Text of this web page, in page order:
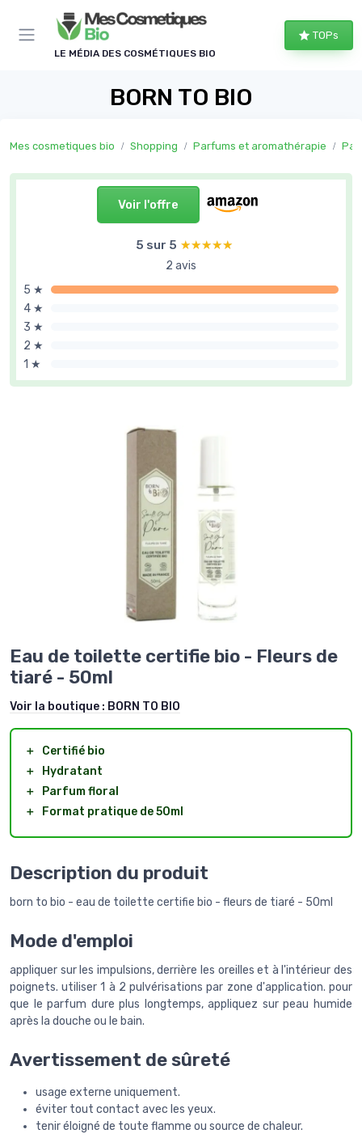
LE MÉDIA DES COSMÉTIQUES BIO
TOPs
BORN TO BIO
Mes cosmetiques bio Shopping Parfums et aromathérapie
Voir l'offre
5 sur 5 ★★★★★
★★★★★
2 avis
5 ★
4 ★
3 ★
2 ★
1 ★
Eau de toilette certifie bio - Fleurs de
tiaré - 50ml
Voir la boutique : BORN TO BIO
＋
Certifié bio
＋
Hydratant
＋
Parfum floral
＋
Format pratique de 50ml
Description du produit
born to bio - eau de toilette certifie bio - fleurs de tiaré - 50ml
Mode d'emploi
appliquer sur les impulsions, derrière les oreilles et à l'intérieur des
poignets. utiliser 1 à 2 pulvérisations par zone d'application. pour
que le parfum dure plus longtemps, appliquez sur peau humide
après la douche ou le bain.
Avertissement de sûreté
usage externe uniquement.
éviter tout contact avec les yeux.
tenir éloigné de toute flamme ou source de chaleur.
Panneau de gestion des cookies